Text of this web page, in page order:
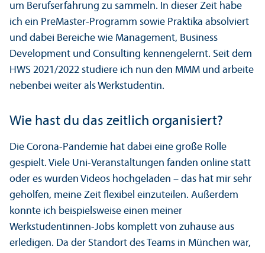
um Berufserfahrung zu sammeln. In dieser Zeit habe
ich ein PreMaster-Programm sowie Praktika absolviert
und dabei Bereiche wie Management, Business
Development und Consulting kennengelernt. Seit dem
HWS 2021/2022 studiere ich nun den MMM und arbeite
nebenbei weiter als Werkstudentin.
Wie hast du das zeitlich organisiert?
Die Corona-Pandemie hat dabei eine große Rolle
gespielt. Viele Uni-Veranstaltungen fanden online statt
oder es wurden Videos hochgeladen – das hat mir sehr
geholfen, meine Zeit flexibel einzuteilen. Außerdem
konnte ich beispielsweise einen meiner
Werkstudentinnen-Jobs komplett von zuhause aus
erledigen. Da der Standort des Teams in München war,